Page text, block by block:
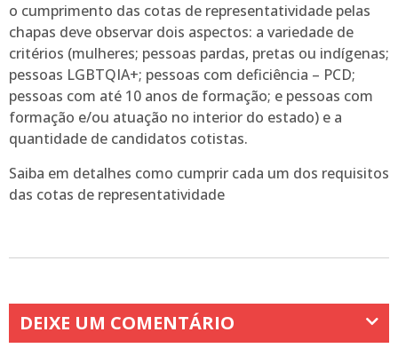
o cumprimento das cotas de representatividade pelas
chapas deve observar dois aspectos: a variedade de
critérios (mulheres; pessoas pardas, pretas ou indígenas;
pessoas LGBTQIA+; pessoas com deficiência – PCD;
pessoas com até 10 anos de formação; e pessoas com
formação e/ou atuação no interior do estado) e a
quantidade de candidatos cotistas.
Saiba em detalhes como cumprir cada um dos requisitos
das cotas de representatividade
DEIXE UM COMENTÁRIO